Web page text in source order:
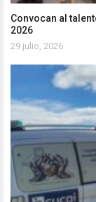
Convocan al
2026
29 julio, 2026